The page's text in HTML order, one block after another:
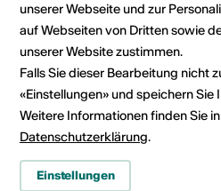
Route planen
ÖV Fahrplan
Social Media
unserer Webseite und zur
auf Webseiten von Dritten sowie
unserer Website zustimmen.
Falls Sie dieser Bearbeitung nicht
«Einstellungen» und speichern Sie
Weitere Informationen finden Sie
Datenschutzerklärung.
Einstellungen